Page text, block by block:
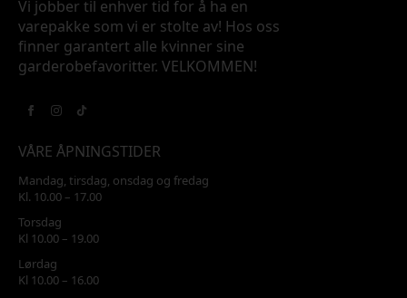
Vi jobber til enhver tid for å ha en
varepakke som vi er stolte av! Hos oss
finner garantert alle kvinner sine
garderobefavoritter. VELKOMMEN!
VÅRE ÅPNINGSTIDER
Mandag, tirsdag, onsdag og fredag
Kl. 10.00 – 17.00
Torsdag
Kl 10.00 – 19.00
Lørdag
Kl 10.00 – 16.00